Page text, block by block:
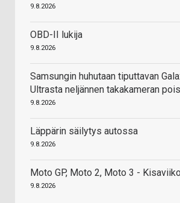
9.8.2026
OBD-II lukija
9.8.2026
Samsungin huhutaan tiputtavan
Ultrasta neljännen takakameran pois
9.8.2026
Läppärin säilytys autossa
9.8.2026
Moto GP, Moto 2, Moto 3 -
9.8.2026